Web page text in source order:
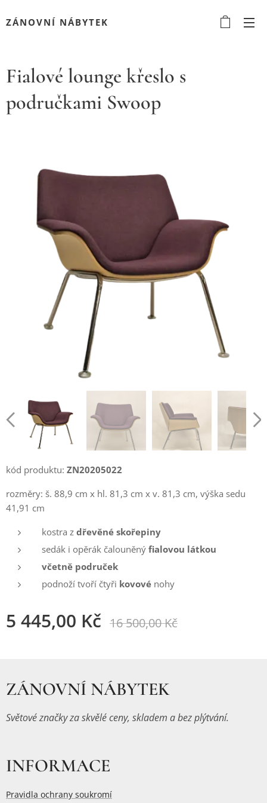
ZÁNOVNÍ NÁBYTEK
Fialové lounge křeslo s
područkami Swoop
kód produktu: ZN20205022
rozměry: š. 88,9 cm x hl. 81,3 cm x v. 81,3 cm, výška sedu
41,91 cm
kostra z dřevěné skořepiny
sedák i opěrák čalouněný fialovou látkou
včetně područek
podnoží tvoří čtyři kovové nohy
5 445,00 Kč 16 500,00Kč
ZÁNOVNÍ NÁBYTEK
Světové značky za skvělé ceny, skladem a bez plýtvání.
INFORMACE
Pravidla ochrany soukromí